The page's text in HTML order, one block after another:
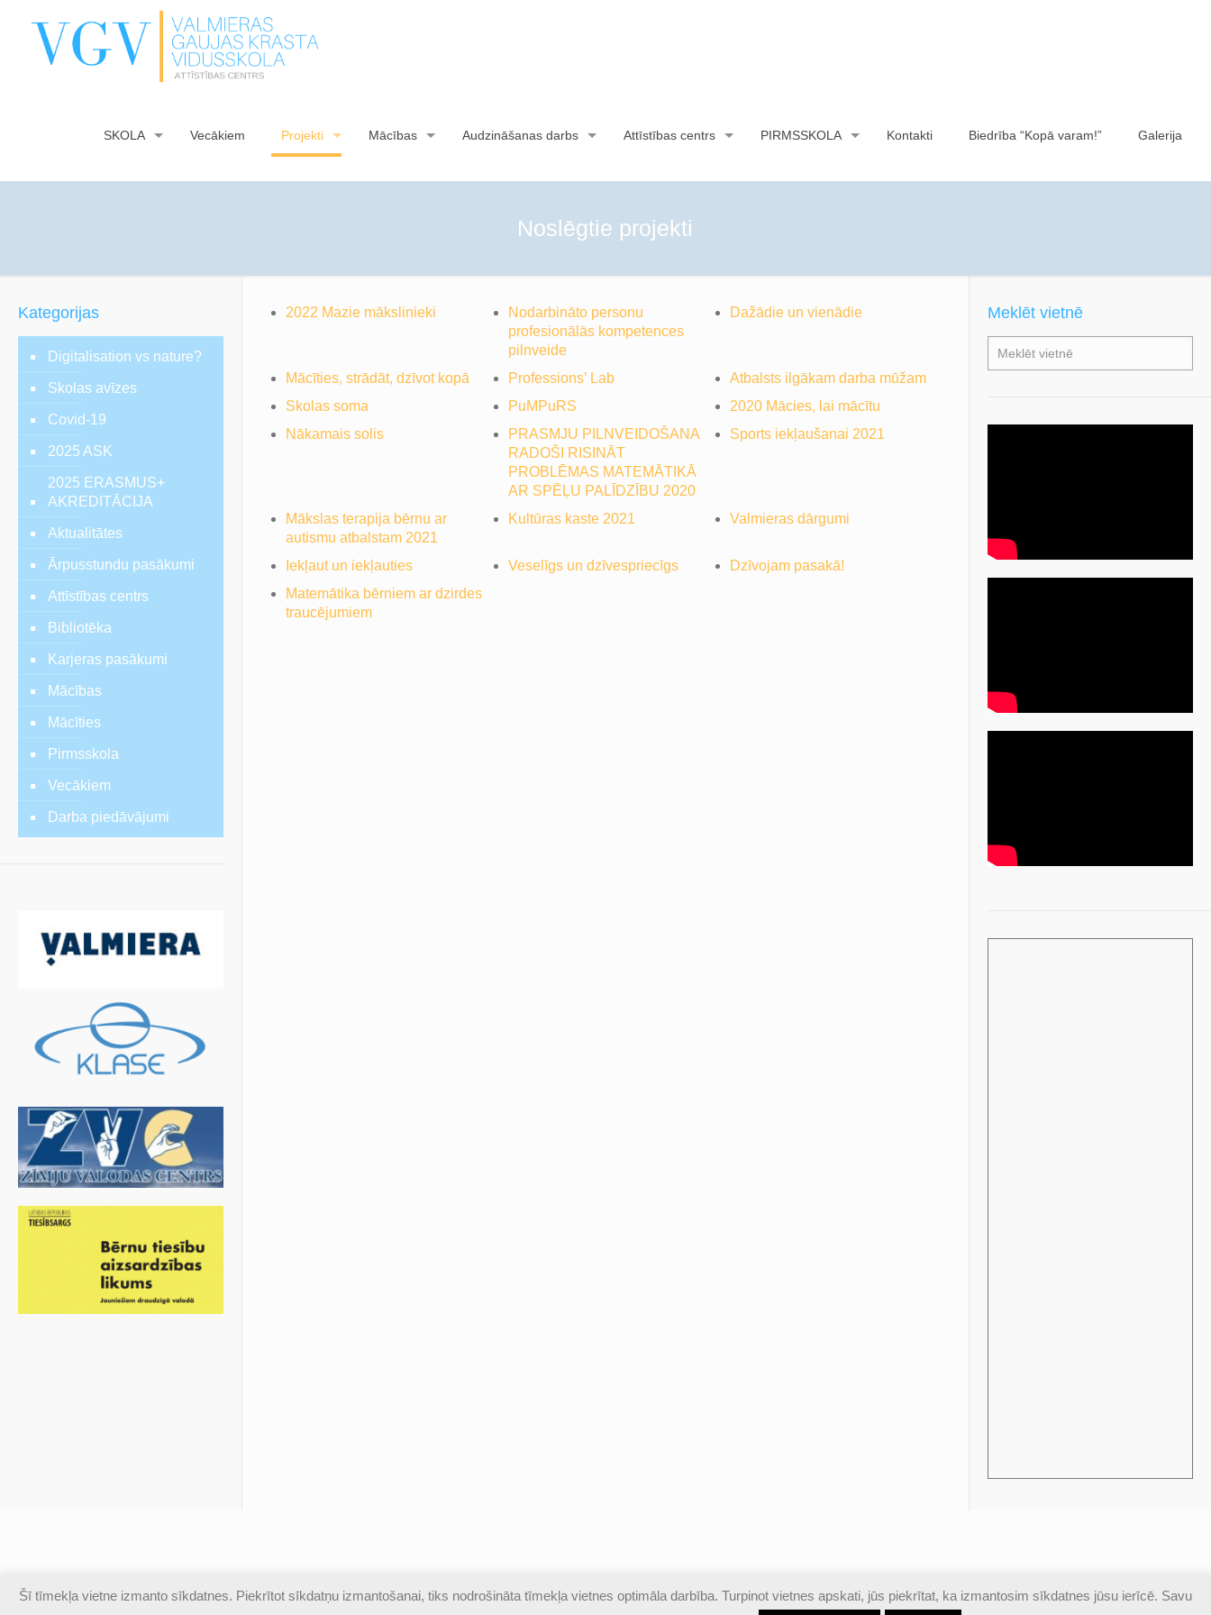
SKOLA Vecākiem Projekti Mācības Audzināšanas darbs Attīstības centrs PIRMSSKOLA Kontakti Biedrība “Kopā varam!” Galerija
Noslēgtie projekti
2022 Mazie mākslinieki
Nodarbināto personu
profesionālās kompetences
pilnveide
Dažādie un vienādie
Mācīties, strādāt, dzīvot kopā Professions’ Lab
Atbalsts ilgākam darba mūžam
Skolas soma
PuMPuRS
2020 Mācies, lai mācītu
Nākamais solis
PRASMJU PILNVEIDOŠANA
RADOŠI RISINĀT
PROBLĒMAS MATEMĀTIKĀ
AR SPĒĻU PALĪDZĪBU 2020
Sports iekļaušanai 2021
Mākslas terapija bērnu ar
autismu atbalstam 2021
Kultūras kaste 2021 Valmieras dārgumi
Iekļaut un iekļauties Veselīgs un dzīvespriecīgs
Dzīvojam pasakā!
Matemātika bērniem ar dzirdes
traucējumiem
Kategorijas
Digitalisation vs nature?
Skolas avīzes
Covid-19
2025 ASK
2025 ERASMUS+
AKREDITĀCIJA
Aktualitātes
Ārpusstundu pasākumi
Attīstības centrs
Bibliotēka
Karjeras pasākumi
Mācības
Mācīties
Pirmsskola
Vecākiem
Darba piedāvājumi
Meklēt vietnē
© Valmieras Gaujas krasta vidusskola | Visas autortiesības aizsargātas |Piekļūstamības paziņojums
Šī tīmekļa vietne izmanto sīkdatnes. Piekrītot sīkdatņu izmantošanai, tiks nodrošināta tīmekļa vietnes optimāla darbība. Turpinot vietnes apskati, jūs piekrītat, ka izmantosim sīkdatnes jūsu ierīcē. Savu